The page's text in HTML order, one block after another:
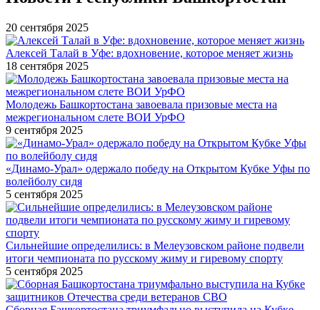
20 сентября 2025
Алексей Талай в Уфе: вдохновение, которое меняет жизнь
18 сентября 2025
Молодежь Башкортостана завоевала призовые места на
межрегиональном слете ВОИ УрФО
9 сентября 2025
«Динамо-Урал» одержало победу на Открытом Кубке Уфы по
волейболу сидя
5 сентября 2025
Сильнейшие определились: в Мелеузовском районе подвели
итоги чемпионата по русскому жиму и гиревому спорту
5 сентября 2025